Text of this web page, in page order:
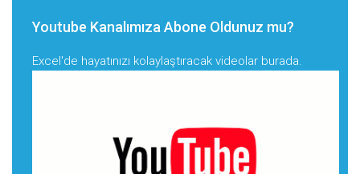
Youtube Kanalımıza Abone Oldunuz mu?
Excel'de hayatınızı kolaylaştıracak videolar burada.